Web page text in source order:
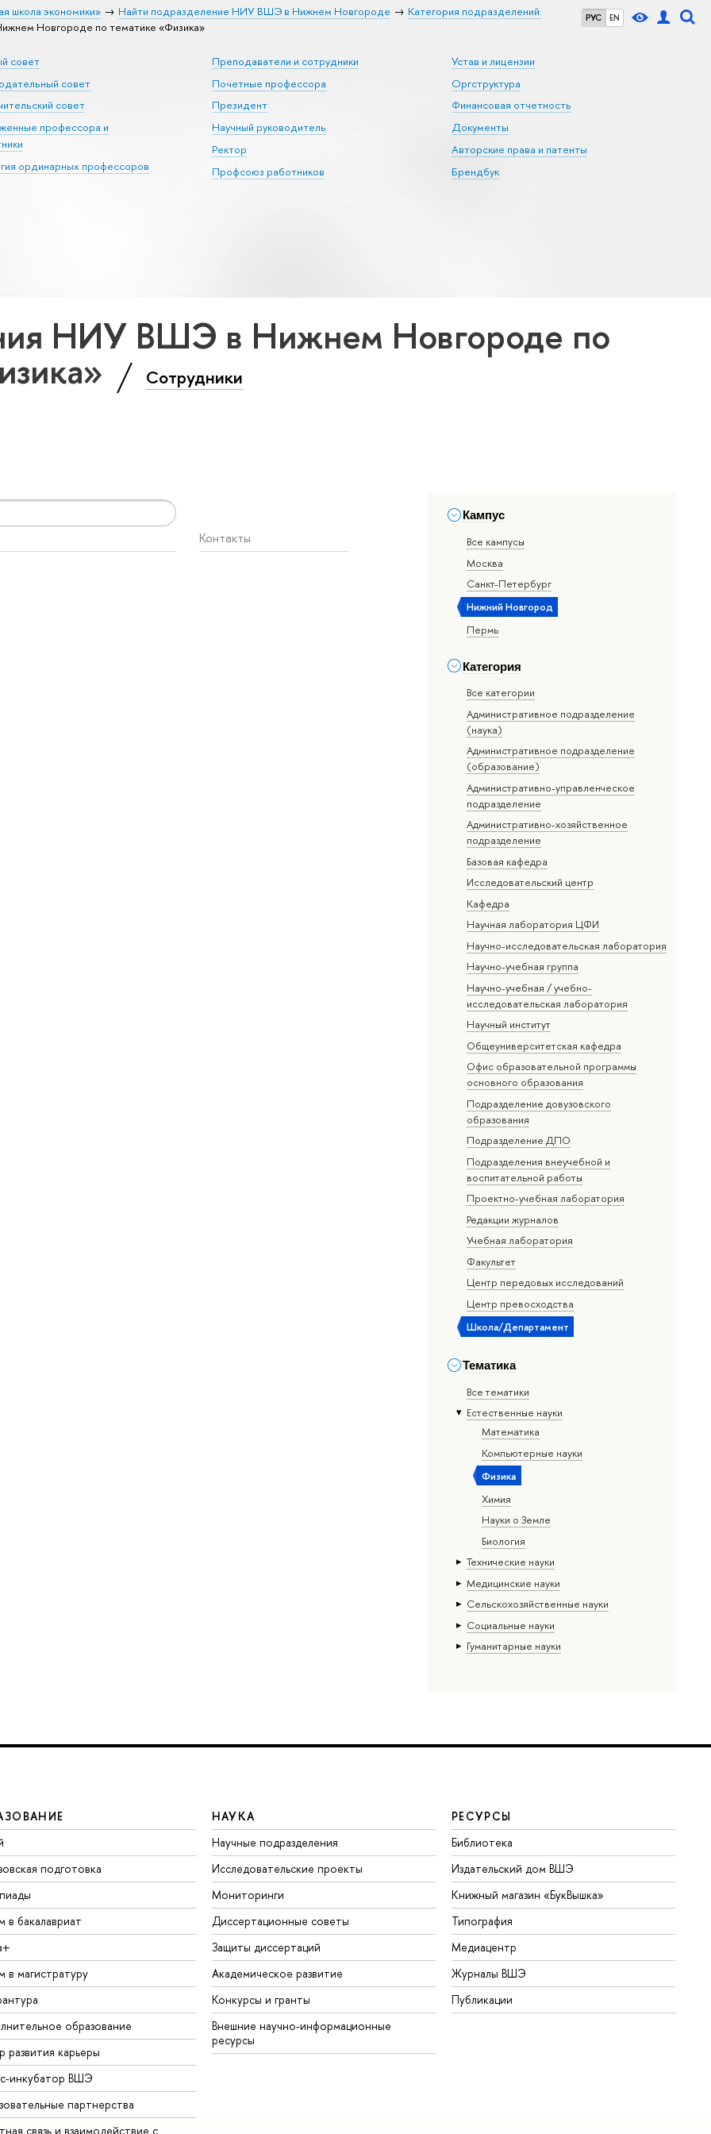
РУС EN
школа экономики» Найти подразделение НИУ ВШЭ в Нижнем Новгороде
Категория подразделений:
Новгороде по тематике «Физика»
совет
совет
совет
профессора и
ординарных профессоров
Преподаватели и сотрудники
Почетные профессора
Президент
Научный руководитель
Ректор
Профсоюз работников
Устав и лицензии
Оргструктура
Финансовая отчетность
Документы
Авторские права и патенты
Брендбук
НИУ ВШЭ в Нижнем Новгороде по
Сотрудники
Кампус
Все кампусы
Москва
Санкт-Петербург
Нижний Новгород
Пермь
Категория
Все категории
Административное подразделение
(наука)
Административное подразделение
(образование)
Административно-управленческое
подразделение
Административно-хозяйственное
подразделение
Базовая кафедра
Исследовательский центр
Кафедра
Научная лаборатория ЦФИ
Научно-исследовательская лаборатория
Научно-учебная группа
Научно-учебная / учебно-
исследовательская лаборатория
Научный институт
Общеуниверситетская кафедра
Офис образовательной программы
основного образования
Подразделение довузовского
образования
Подразделение ДПО
Подразделения внеучебной и
воспитательной работы
Проектно-учебная лаборатория
Редакции журналов
Учебная лаборатория
Факультет
Центр передовых исследований
Центр превосходства
Школа/Департамент
Тематика
Все тематики
Естественные науки
Математика
Компьютерные науки
Физика
Химия
Науки о Земле
Биология
Тех­ничес­кие науки
Медицинские науки
Сельскохозяйственные науки
Социальные науки
Гуманитарные науки
Контакты
подготовка
в бакалавриат
в магистратуру
образование
развития карьеры
инкубатор ВШЭ
партнерства
связь и взаимодействие с
НАУКА
Научные подразделения
Исследовательские проекты
Мониторинги
Диссертационные советы
Защиты диссертаций
Академическое развитие
Конкурсы и гранты
Внешние научно-информационные
ресурсы
РЕСУРСЫ
Библиотека
Издательский дом ВШЭ
Книжный магазин «БукВышка»
Типография
Медиацентр
Журналы ВШЭ
Публикации